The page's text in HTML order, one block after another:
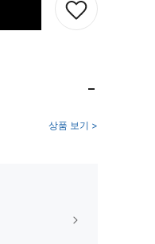
상품 보기 >